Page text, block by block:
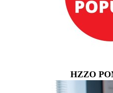
HZZO